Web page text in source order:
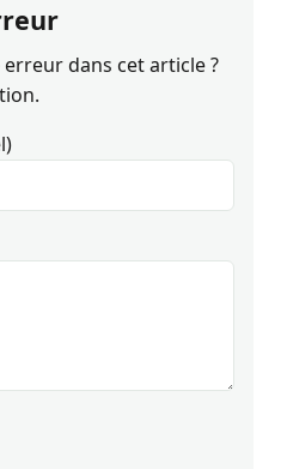
dans cet article ?